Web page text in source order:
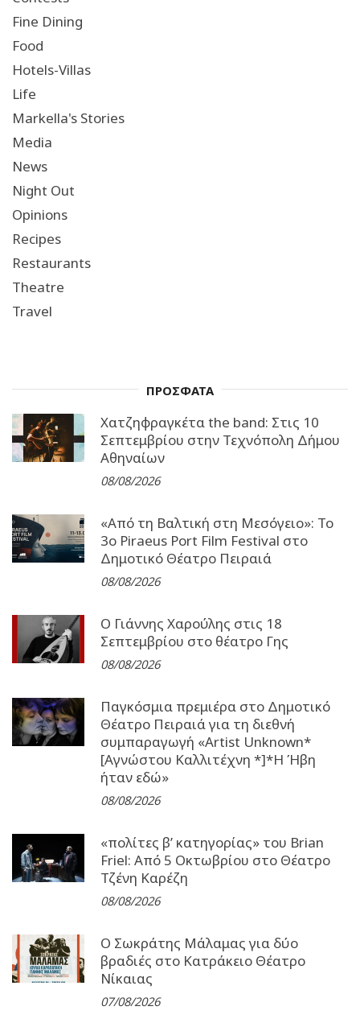
Fine Dining
Food
Hotels-Villas
Life
Markella's Stories
Media
News
Night Out
Opinions
Recipes
Restaurants
Theatre
Travel
ΠΡΟΣΦΑΤΑ
Χατζηφραγκέτα the band: Στις 10
Σεπτεμβρίου στην Τεχνόπολη Δήμου
Αθηναίων
08/08/2026
«Από τη Βαλτική στη Μεσόγειο»: Το
3o Piraeus Port Film Festival στο
Δημοτικό Θέατρο Πειραιά
08/08/2026
Ο Γιάννης Χαρούλης στις 18
Σεπτεμβρίου στο θέατρο Γης
08/08/2026
Παγκόσμια πρεμιέρα στο Δημοτικό
Θέατρο Πειραιά για τη διεθνή
συμπαραγωγή «Artist Unknown*
[Αγνώστου Καλλιτέχνη *]*Η Ήβη
ήταν εδώ»
08/08/2026
«πολίτες β’ κατηγορίας» του Brian
Friel: Από 5 Οκτωβρίου στο Θέατρο
Τζένη Καρέζη
08/08/2026
Ο Σωκράτης Μάλαμας για δύο
βραδιές στο Κατράκειο Θέατρο
Νίκαιας
07/08/2026